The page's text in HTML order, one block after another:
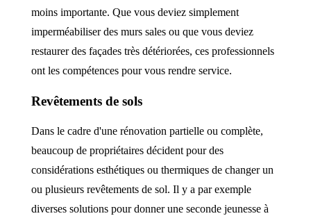
moins importante. Que vous deviez simplement
imperméabiliser des murs sales ou que vous deviez
restaurer des façades très détériorées, ces professionnels
ont les compétences pour vous rendre service.
Revêtements de sols
Dans le cadre d'une rénovation partielle ou complète,
beaucoup de propriétaires décident pour des
considérations esthétiques ou thermiques de changer un
ou plusieurs revêtements de sol. Il y a par exemple
diverses solutions pour donner une seconde jeunesse à